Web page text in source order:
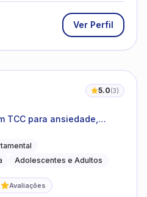
Ver Perfil
5.0(3)
TCC para ansiedade,
Adolescentes e Adultos
Avaliações